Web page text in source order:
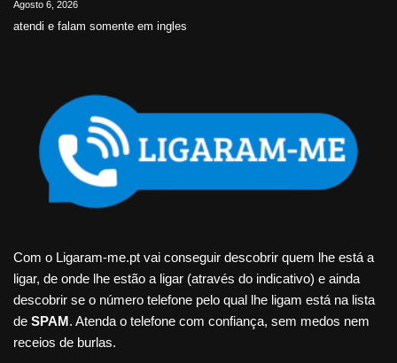
Agosto 6, 2026
atendi e falam somente em ingles
Com o Ligaram-me.pt vai conseguir descobrir quem lhe está a
ligar, de onde lhe estão a ligar (através do indicativo) e ainda
descobrir se o número telefone pelo qual lhe ligam está na lista
de SPAM. Atenda o telefone com confiança, sem medos nem
receios de burlas.